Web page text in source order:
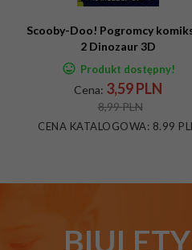
Scooby-Doo! Pogromcy
2 Dinozaur 3D
Produkt dostępny!
Cena: 3,59PLN
8,99 PLN
CENA KATALOGOWA: 8.99